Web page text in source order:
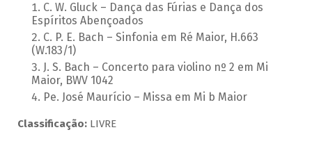
C. W. Gluck – Dança das Fúrias e Dança dos
Espíritos Abençoados
C. P. E. Bach – Sinfonia em Ré Maior, H.663
(W.183/1)
J. S. Bach – Concerto para violino nº 2 em Mi
Maior, BWV 1042
Pe. José Maurício – Missa em Mi b Maior
Classificação:LIVRE